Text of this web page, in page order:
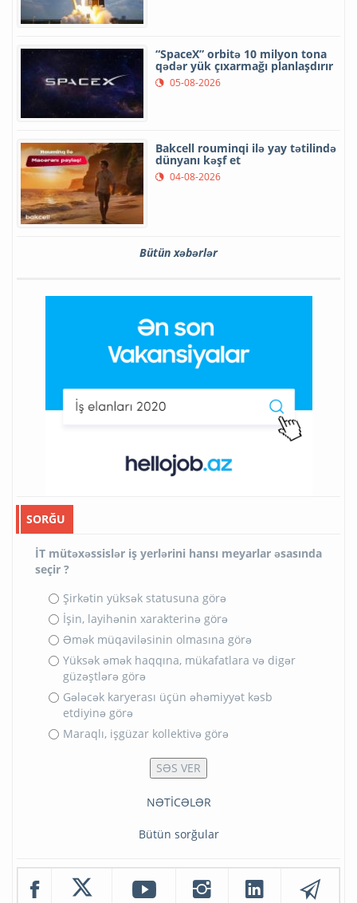
“SpaceX” orbitə 10 milyon tona
qədər yük çıxarmağı planlaşdırır
05-08-2026
Bakcell rouminqi ilə yay tətilində
dünyanı kəşf et
04-08-2026
Bütün xəbərlər
SORĞU
İT mütəxəssislər iş yerlərini hansı meyarlar əsasında
seçir ?
Şirkətin yüksək statusuna görə
İşin, layihənin xarakterinə görə
Əmək müqaviləsinin olmasına görə
Yüksək əmək haqqına, mükafatlara və digər
güzəştlərə görə
Gələcək karyerası üçün əhəmiyyət kəsb
etdiyinə görə
Maraqlı, işgüzar kollektivə görə
NƏTİCƏLƏR
Bütün sorğular